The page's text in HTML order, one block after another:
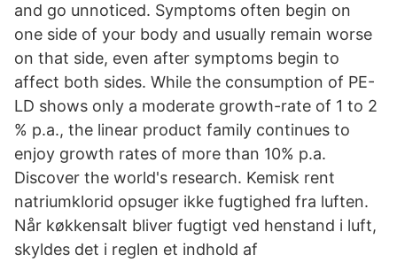
and go unnoticed. Symptoms often begin on
one side of your body and usually remain worse
on that side, even after symptoms begin to
affect both sides. While the consumption of PE-
LD shows only a moderate growth-rate of 1 to 2
% p.a., the linear product family continues to
enjoy growth rates of more than 10% p.a.
Discover the world's research. Kemisk rent
natriumklorid opsuger ikke fugtighed fra luften.
Når køkkensalt bliver fugtigt ved henstand i luft,
skyldes det i reglen et indhold af